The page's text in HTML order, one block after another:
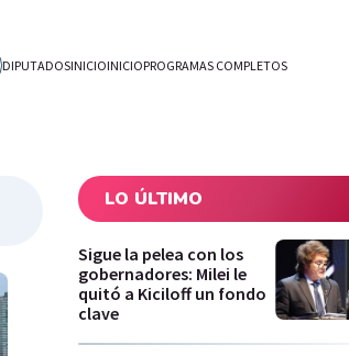
DIPUTADOSINICIOINICIOPROGRAMAS COMPLETOS
LO ÚLTIMO
Sigue la pelea con los
gobernadores: Milei le
quitó a Kiciloff un fondo
clave